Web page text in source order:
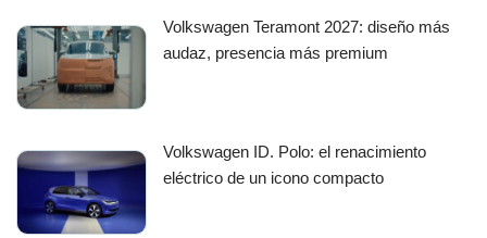
Volkswagen Teramont 2027: diseño más
audaz, presencia más premium
Volkswagen ID. Polo: el renacimiento
eléctrico de un icono compacto